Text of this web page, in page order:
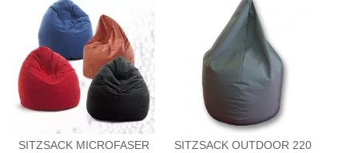
SITZSACK MICROFASER
SITZSACK OUTDOOR 220